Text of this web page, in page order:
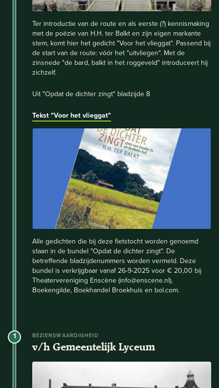
Ter introductie van de route en als eerste (?) kennismaking
met de poëzie van H.H. ter Balkt en zijn eigen markante
stem, komt hier het gedicht "Voor het vlieggat". Passend bij
de start van de route: vóór het "uitvliegen". Met de
zinsnede "de bard, balkt in het roggeveld" introduceert hij
zichzelf.
Uit "Opdat de dichter zingt" bladzijde 8
Tekst "Voor het vlieggat"
Alle gedichten die bij deze fietstocht worden genoemd
staan in de bundel "Opdat de dichter zingt". De
betreffende bladzijdenummers worden vermeld. Deze
bundel is verkrijgbaar vanaf 26-9-2025 voor € 20,00 bij
Theatervereniging Enscène (info@enscene.nl),
Boekengilde, Boekhandel Broekhuis en bol.com.
1 BEZIENSWAARDIGHEID
v/h Gemeentelijk Lyceum